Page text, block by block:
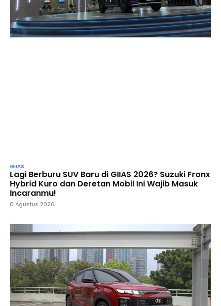
GIIAS
Lagi Berburu SUV Baru di GIIAS 2026? Suzuki Fronx
Hybrid Kuro dan Deretan Mobil Ini Wajib Masuk
Incaranmu!
6 Agustus 2026